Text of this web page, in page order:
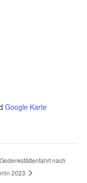
Google Karte
Gedenkstättenfahrt nach
2023